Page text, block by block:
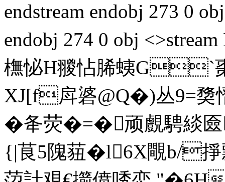
endstream endobj 273 0 obj
endobj 274 0 obj
橅怭H翪怗脪蛦
XJ[f戽碆@Q�)丛9=奦
�夅荧�=�顽覻騁緂
{|茛5隗莥�l6X覸b/掙